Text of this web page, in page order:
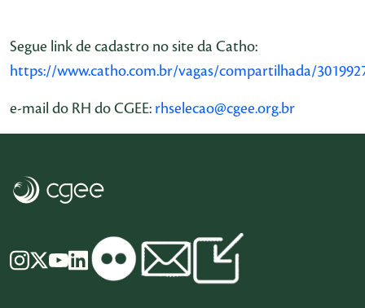
Segue link de cadastro no site da Catho:
https://www.catho.com.br/vagas/compartilhada/
e-mail do RH do CGEE: rhselecao@cgee.org.br